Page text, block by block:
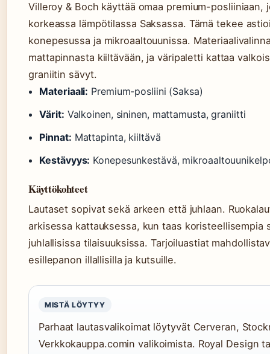
Villeroy & Boch käyttää omaa premium-posliiniaan,
korkeassa lämpötilassa Saksassa. Tämä tekee
konepesussa ja mikroaaltouunissa.
mattapinnasta kiiltävään, ja väripaletti kattaa
graniitin sävyt.
Materiaali: Premium-posliini (Saksa)
Värit: Valkoinen, sininen, mattamusta, graniitti
Pinnat: Mattapinta, kiiltävä
Kestävyys: Konepesunkestävä,
Käyttökohteet
Lautaset sopivat sekä arkeen että juhlaan.
arkisessa kattauksessa, kun taas koristeellisempia
juhlallisissa tilaisuuksissa. Tarjoiluastiat
esillepanon illallisilla ja kutsuille.
MISTÄ LÖYTYY
Parhaat lautasvalikoimat löytyvät Cerveran,
Verkkokauppa.comin valikoimista. Royal Design